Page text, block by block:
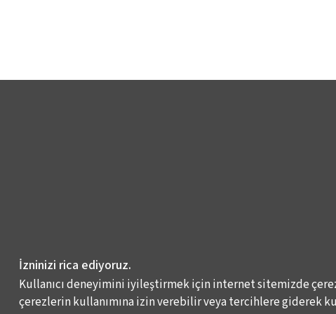
İzninizi rica ediyoruz.
Kullanıcı deneyimini iyileştirmek için internet sitemizde
çerezlerin kullanımına izin verebilir veya tercihlere giderek